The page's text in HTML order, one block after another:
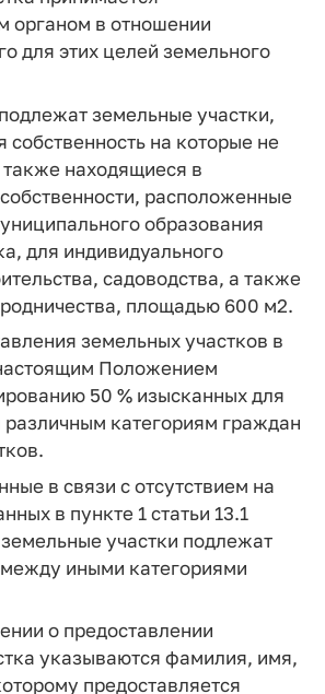
органом в отношении
для этих целей земельного
земельные участки,
собственность на которые не
также находящиеся в
расположенные
образования
для индивидуального
садоводства, а также
площадью 600 м2.
земельных участков в
Положением
50 % изысканных для
различным категориям граждан
в связи с отсутствием на
в пункте 1 статьи 13.1
участки подлежат
иными категориями
о предоставлении
указываются фамилия, имя,
предоставляется